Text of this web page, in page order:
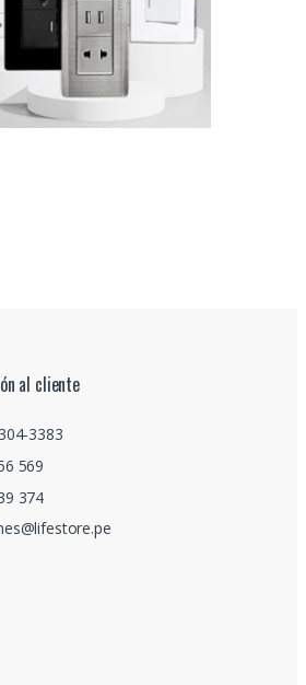
al cliente
3383
569
374